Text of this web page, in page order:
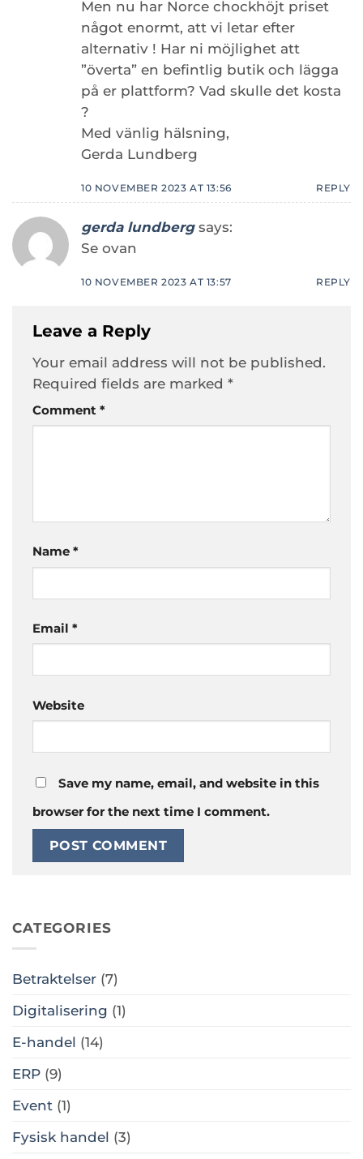
Men nu har Norce chockhöjt priset
något enormt, att vi letar efter
alternativ ! Har ni möjlighet att
”överta” en befintlig butik och lägga
på er plattform? Vad skulle det kosta
?
Med vänlig hälsning,
Gerda Lundberg
10 NOVEMBER 2023 AT 13:56 REPLY
gerda lundberg says:
Se ovan
10 NOVEMBER 2023 AT 13:57 REPLY
Leave a Reply
Your email address will not be published.
Required fields are marked *
Comment *
Name *
Email *
Website
Save my name, email, and website in this
browser for the next time I comment.
CATEGORIES
Betraktelser (7)
Digitalisering (1)
E-handel (14)
ERP (9)
Event (1)
Fysisk handel (3)